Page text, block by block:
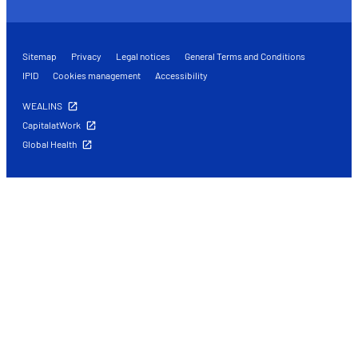
Sitemap Privacy Legal notices
General Terms and Conditions
IPID
Cookies management Accessibility
WEALINS
CapitalatWork
Global Health